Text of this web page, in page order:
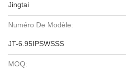
Jingtai
Numéro De Modèle:
JT-6.95IPSWSSS
MOQ: